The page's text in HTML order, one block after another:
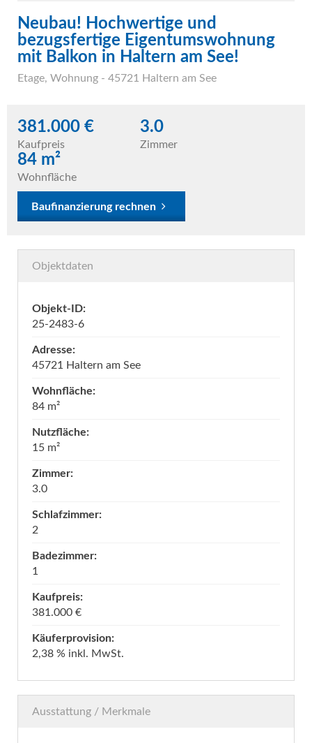
Neubau! Hochwertige und
bezugsfertige Eigentumswohnung
mit Balkon in Haltern am See!
Etage, Wohnung - 45721 Haltern am See
381.000 €
Kaufpreis
3.0
Zimmer
84 m²
Wohnfläche
Baufinanzierung rechnen
Objektdaten
Objekt-ID:
25-2483-6
Adresse:
45721 Haltern am See
Wohnfläche:
84 m²
Nutzfläche:
15 m²
Zimmer:
3.0
Schlafzimmer:
2
Badezimmer:
1
Kaufpreis:
381.000 €
Käuferprovision:
2,38 % inkl. MwSt.
Ausstattung / Merkmale